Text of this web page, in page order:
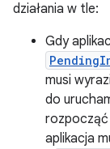
działania w tle:
Gdy
musi
do
rozpocząć
aplikacja